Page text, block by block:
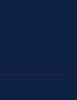
op LinkedIn